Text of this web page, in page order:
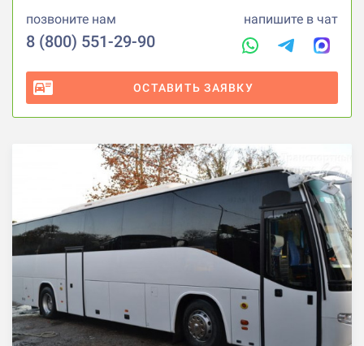
позвоните нам
8 (800) 551-29-90
напишите в чат
ОСТАВИТЬ ЗАЯВКУ